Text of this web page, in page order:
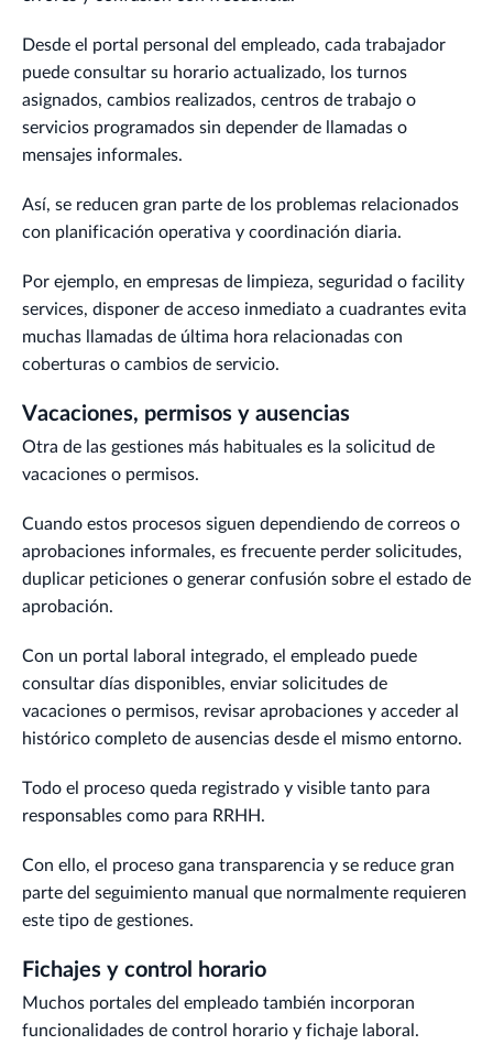
Desde el portal personal del empleado, cada trabajador
puede consultar su horario actualizado, los turnos
asignados, cambios realizados, centros de trabajo o
servicios programados sin depender de llamadas o
mensajes informales.
Así, se reducen gran parte de los problemas relacionados
con planificación operativa y coordinación diaria.
Por ejemplo, en empresas de limpieza, seguridad o facility
services, disponer de acceso inmediato a cuadrantes evita
muchas llamadas de última hora relacionadas con
coberturas o cambios de servicio.
Vacaciones, permisos y ausencias
Otra de las gestiones más habituales es la solicitud de
vacaciones o permisos.
Cuando estos procesos siguen dependiendo de correos o
aprobaciones informales, es frecuente perder solicitudes,
duplicar peticiones o generar confusión sobre el estado de
aprobación.
Con un portal laboral integrado, el empleado puede
consultar días disponibles, enviar solicitudes de
vacaciones o permisos, revisar aprobaciones y acceder al
histórico completo de ausencias desde el mismo entorno.
Todo el proceso queda registrado y visible tanto para
responsables como para RRHH.
Con ello, el proceso gana transparencia y se reduce gran
parte del seguimiento manual que normalmente requieren
este tipo de gestiones.
Fichajes y control horario
Muchos portales del empleado también incorporan
funcionalidades de control horario y fichaje laboral.